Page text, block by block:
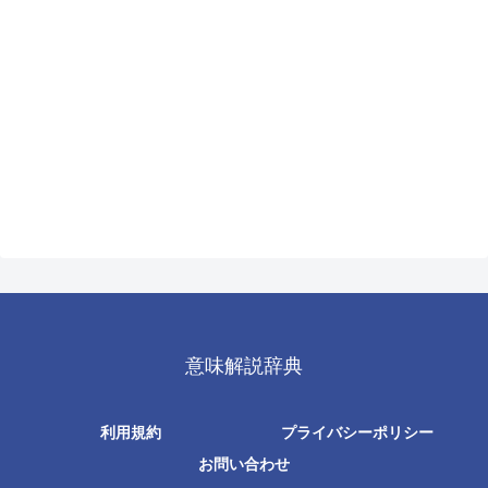
意味解説辞典
利用規約
プライバシーポリシー
お問い合わせ